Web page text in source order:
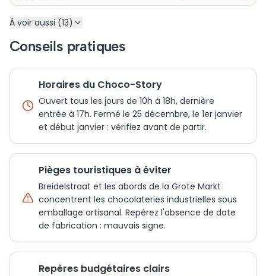
À voir aussi (13)
Conseils pratiques
Horaires du Choco-Story
Ouvert tous les jours de 10h à 18h, dernière
entrée à 17h. Fermé le 25 décembre, le 1er janvier
et début janvier : vérifiez avant de partir.
Pièges touristiques à éviter
Breidelstraat et les abords de la Grote Markt
concentrent les chocolateries industrielles sous
emballage artisanal. Repérez l'absence de date
de fabrication : mauvais signe.
Repères budgétaires clairs